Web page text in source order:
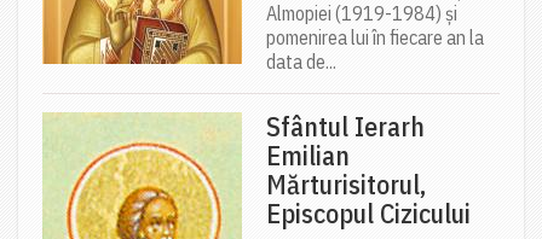
Almopiei (1919-1984) și
pomenirea lui în fiecare an la
data de...
Sfântul Ierarh
Emilian
Mărturisitorul,
Episcopul Cizicului